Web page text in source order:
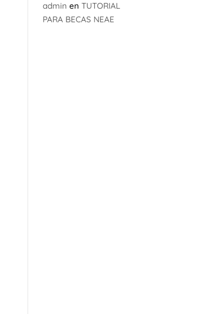
admin enTUTORIAL
PARA BECAS NEAE